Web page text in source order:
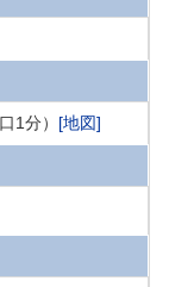
1分） [地図]